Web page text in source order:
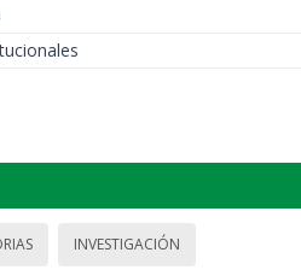
INVESTIGACIÓN